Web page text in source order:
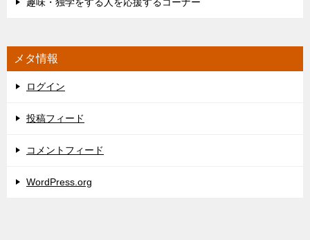
趣味・独学をする人を応援するコーナー
メタ情報
ログイン
投稿フィード
コメントフィード
WordPress.org